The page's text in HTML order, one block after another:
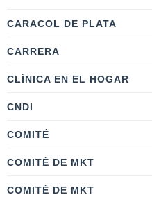
CARACOL DE PLATA
CARRERA
CLÍNICA EN EL HOGAR
CNDI
COMITÉ
COMITÉ DE MKT
COMITÉ DE MKT